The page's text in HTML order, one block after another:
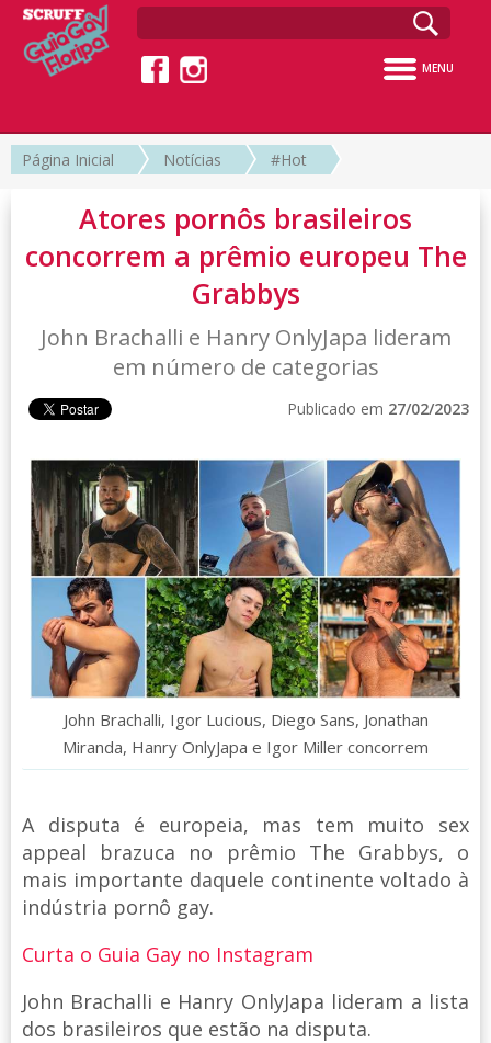
MENU
Página Inicial Notícias #Hot
Atores pornôs brasileiros
concorrem a prêmio europeu The
Grabbys
John Brachalli e Hanry OnlyJapa lideram
em número de categorias
Publicado em 27/02/2023
John Brachalli, Igor Lucious, Diego Sans, Jonathan
Miranda, Hanry OnlyJapa e Igor Miller concorrem
A disputa é europeia, mas tem muito sex
appeal brazuca no prêmio The Grabbys, o
mais importante daquele continente voltado à
indústria pornô gay.
Curta o Guia Gay no Instagram
John Brachalli e Hanry OnlyJapa lideram a lista
dos brasileiros que estão na disputa.